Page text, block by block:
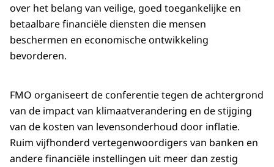
over het belang van veilige, goed toegankelijke en
betaalbare financiële diensten die mensen
beschermen en economische ontwikkeling
bevorderen.
FMO organiseert de conferentie tegen de achtergrond
van de impact van klimaatverandering en de stijging
van de kosten van levensonderhoud door inflatie.
Ruim vijfhonderd vertegenwoordigers van banken en
andere financiële instellingen uit meer dan zestig